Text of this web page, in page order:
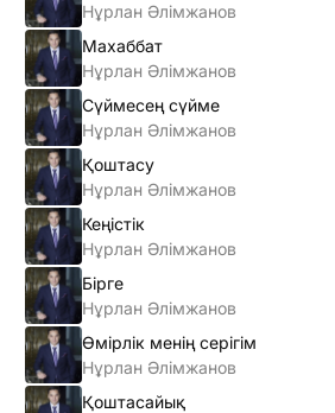
Нұрлан Әлімжанов
Махаббат
Нұрлан Әлімжанов
Сүймесең сүйме
Нұрлан Әлімжанов
Қоштасу
Нұрлан Әлімжанов
Кеңicтiк
Нұрлан Әлімжанов
Бірге
Нұрлан Әлімжанов
Өмірлік менің серігім
Нұрлан Әлімжанов
Қоштасайық